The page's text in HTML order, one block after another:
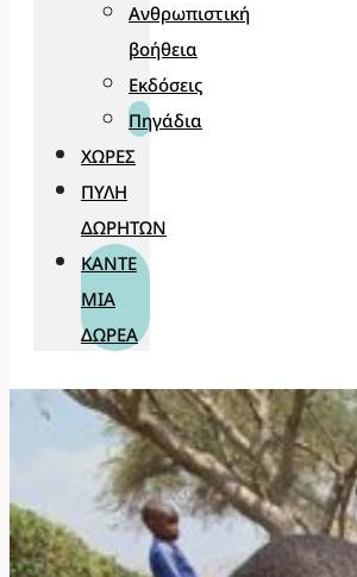
Ανθρωπιστική
βοήθεια
Εκδόσεις
Πηγάδια
ΧΏΡΕΣ
ΠΎΛΗ
ΔΩΡΗΤΏΝ
ΚΆΝΤΕ
ΜΊΑ
ΔΩΡΕΆ